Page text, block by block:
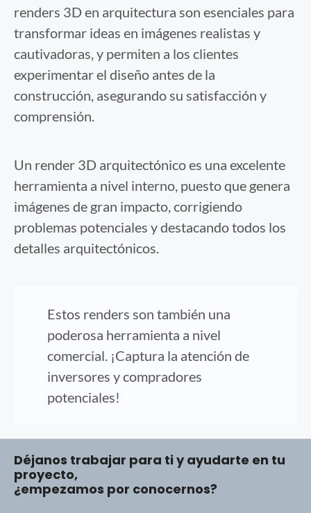
renders 3D en arquitectura son esenciales para
transformar ideas en imágenes realistas y
cautivadoras, y permiten a los clientes
experimentar el diseño antes de la
construcción, asegurando su satisfacción y
comprensión.
Un render 3D arquitectónico es una excelente
herramienta a nivel interno, puesto que genera
imágenes de gran impacto, corrigiendo
problemas potenciales y destacando todos los
detalles arquitectónicos.
Estos renders son también una
poderosa herramienta a nivel
comercial. ¡Captura la atención de
inversores y compradores
potenciales!
Déjanos trabajar para ti y ayudarte en tu
proyecto,
¿empezamos por conocernos?